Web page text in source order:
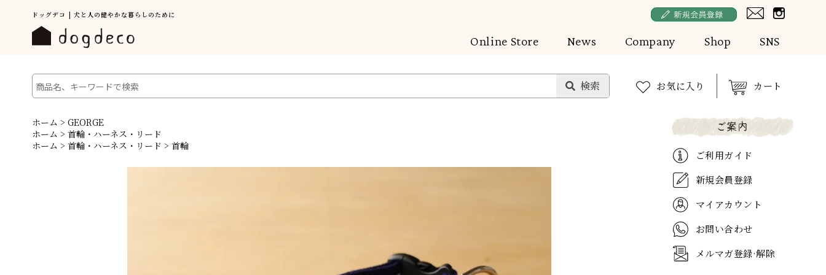
ドッグデコ | 犬と人の健やかな暮らしのために
Online Store News Company Shop SNS
お気に入り カート
ホーム > GEORGE
ホーム > 首輪・ハーネス・リード
ホーム > 首輪・ハーネス・リード > 首輪
ご利用ガイド
新規会員登録
マイアカウント
お問い合わせ
メルマガ登録·解除